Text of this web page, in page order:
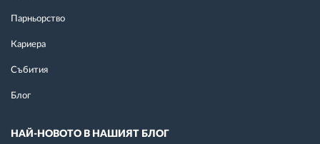
Парньорство
Кариера
Събития
Блог
НАЙ-НОВОТО В НАШИЯТ БЛОГ